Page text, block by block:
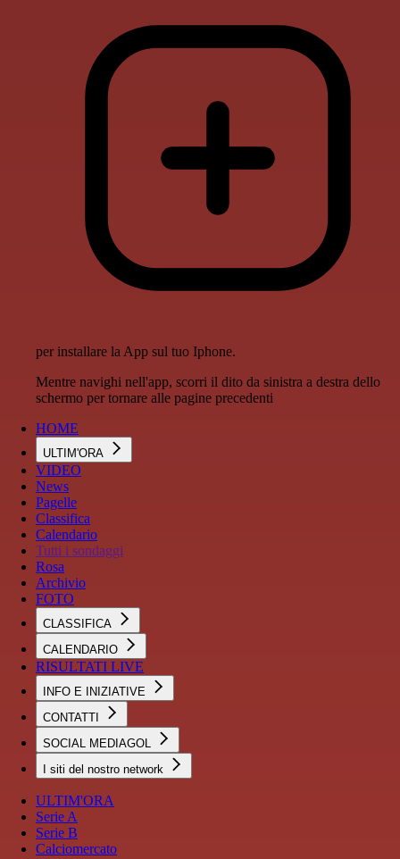
per installare la App sul tuo Iphone.
Mentre navighi nell'app, scorri il dito da sinistra a destra dello
schermo per tornare alle pagine precedenti
HOME
ULTIM'ORA
VIDEO
News
Pagelle
Classifica
Calendario
Tutti i sondaggi
Rosa
Archivio
FOTO
CLASSIFICA
CALENDARIO
RISULTATI LIVE
INFO E INIZIATIVE
CONTATTI
SOCIAL MEDIAGOL
I siti del nostro network
ULTIM'ORA
Serie A
Serie B
Calciomercato